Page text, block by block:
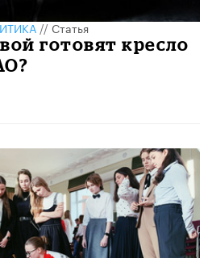
//Статья
готовят кресло